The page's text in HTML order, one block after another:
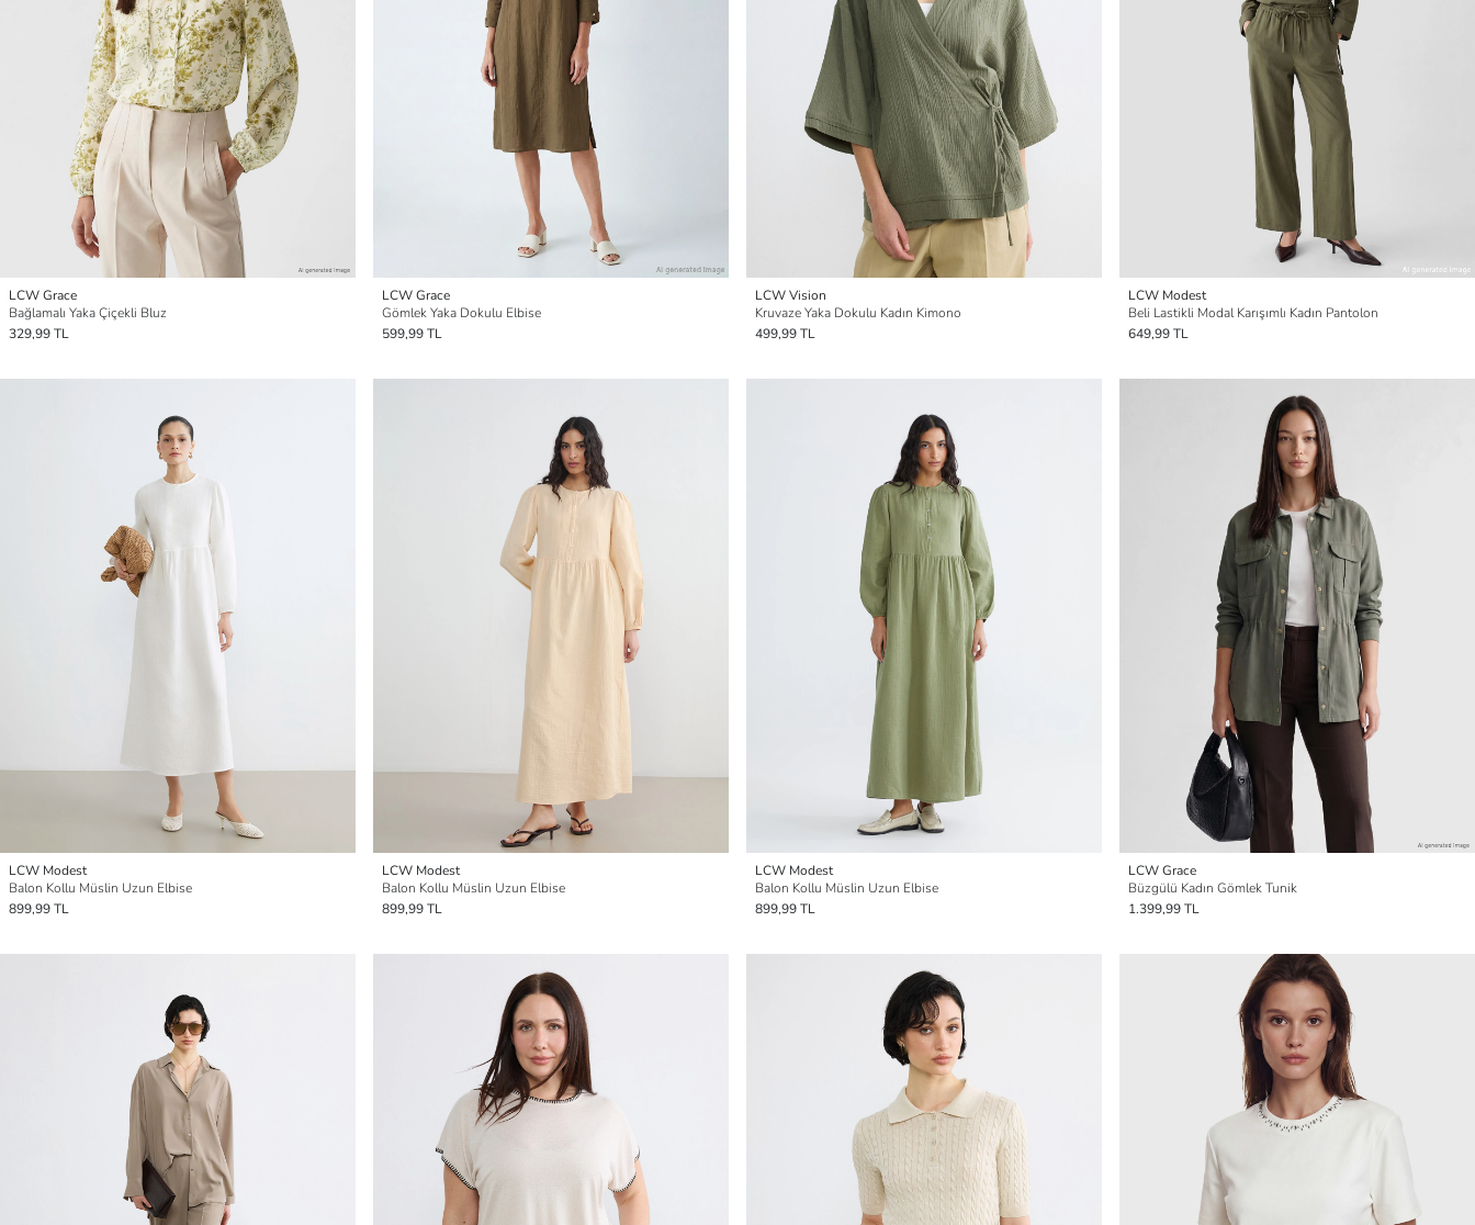
LCW Grace
Bağlamalı Yaka Çiçekli Bluz
329,99 TL
LCW Grace
Gömlek Yaka Dokulu Elbise
599,99 TL
LCW Vision
Kruvaze Yaka Dokulu Kadın Kimono
499,99 TL
LCW Modest
Beli Lastikli Modal Karışımlı Kadın Pantolon
649,99 TL
LCW Modest
Balon Kollu Müslin Uzun Elbise
899,99 TL
LCW Modest
Balon Kollu Müslin Uzun Elbise
899,99 TL
LCW Modest
Balon Kollu Müslin Uzun Elbise
899,99 TL
LCW Grace
Büzgülü Kadın Gömlek Tunik
1.399,99 TL